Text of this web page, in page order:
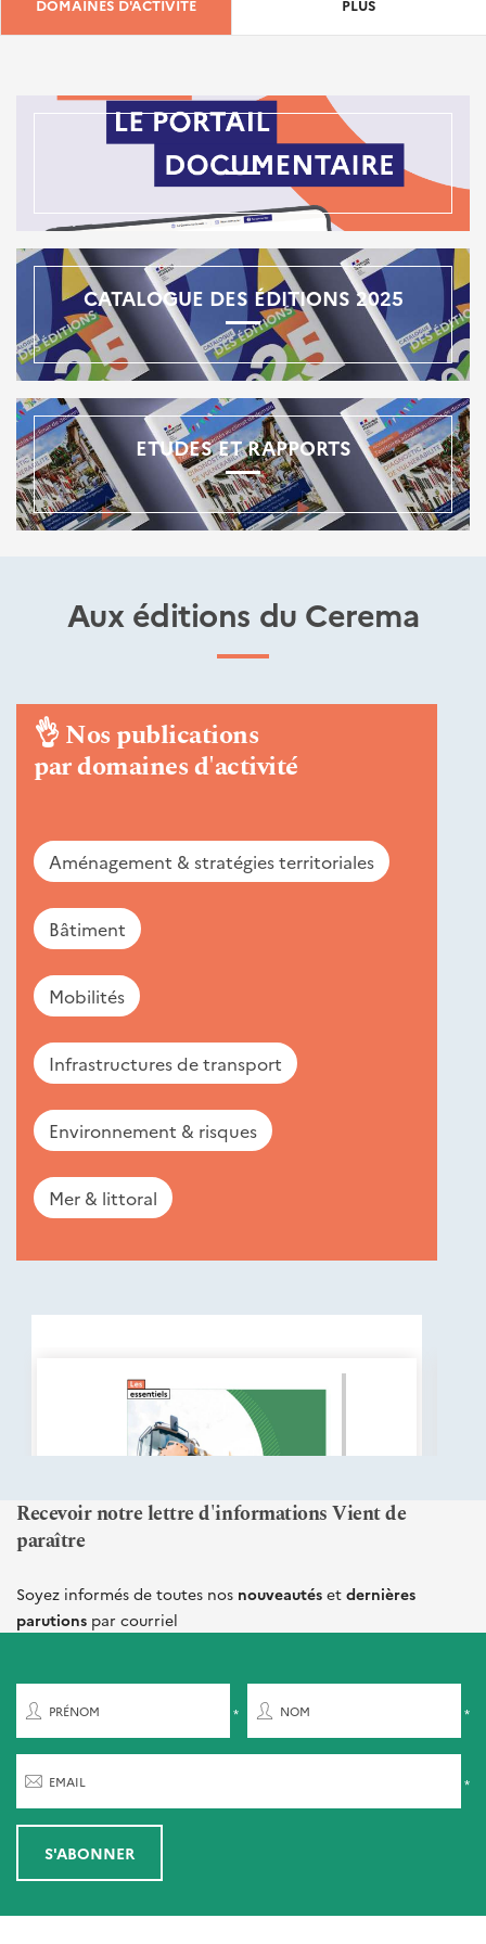
DOMAINES D'ACTIVITÉ PLUS
CATALOGUE DES ÉDITIONS 2025
ETUDES ET RAPPORTS
Aux éditions du Cerema
👌Nos publications
par domaines d'activité
Aménagement & stratégies territoriales
Bâtiment
Mobilités
Infrastructures de transport
Environnement & risques
Mer & littoral
Nouveautés
Recevoir notre lettre d'informations Vient de
paraître
Soyez informés de toutes nos nouveautés et dernières
parutions par courriel
PRÉNOM NOM
EMAIL
S'ABONNER